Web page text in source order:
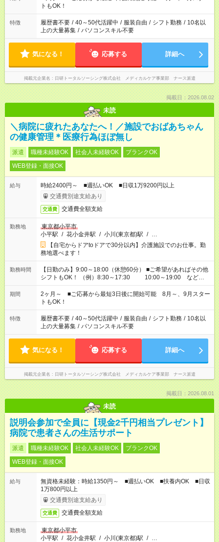
ーク希望の方へ 今ご覧のお仕事で希望する勤務時間と、もう1つ
のお仕事の勤務時間。 合計で週40時間を超える場合は応募でき
ません
トもOK！
特徴 履歴書不要 / 40～50代活躍中 / 服装自由 / シフト勤務 / 10名以
上の大量募集 / パソコンスキル不要
気になる！ 応募する 詳細へ
掲載元企業名 日研トータルソーシング株式会社 メディカルケア事業部 ナース派遣
掲載日：2026.08.02
未読
＼病院に疲れたあなたへ！／施設でおばあちゃん
の健康管理＊医療行為ほぼ無し
派遣 職種未経験OK 社会人未経験OK
ブランクOK
WEB登録・面接OK
給与
時給2400円～ ■週払いOK ■日収1万9200円以上
交通費別途支給あり
交通費 交通費全額支給
勤務地
東京都小平市
小平駅 / 花小金井駅 / 小川(東京都)駅 / …
【自宅からドアtoドアで30分以内】介護施設でのお仕事。勤
務地選べます！
勤務時間
【日勤のみ】9:00～18:00（休憩60分） ■ご希望があればその他
シフトもOK！ （例）8:30～17:30 10:00～19:00 など
「家族とお休みを合わせたい」 「できれば残業はしたくない」
など、あなたのご希望に沿ったお仕事をご紹介します！ ※Wワ
ーク希望の方へ 今ご覧のお仕事で希望する勤務時間と、もう1つ
のお仕事の勤務時間。 合計で週40時間を超える場合は応募でき
ません
期間
2ヶ月～ ■ご応募から最短3日後に開始可能 8月～、9月スター
トもOK！
特徴 履歴書不要 / 40～50代活躍中 / 服装自由 / シフト勤務 / 10名以
上の大量募集 / パソコンスキル不要
気になる！ 応募する 詳細へ
掲載元企業名 日研トータルソーシング株式会社 メディカルケア事業部 ナース派遣
掲載日：2026.08.01
未読
説明会参加で全員に【現金2千円相当プレゼント】
病院で患者さんの生活サポート
派遣 職種未経験OK 社会人未経験OK
ブランクOK
WEB登録・面接OK
給与
無資格未経験：時給1350円～ ■週払いOK ■扶養内OK ■日収
1万800円以上
交通費別途支給あり
交通費 交通費全額支給
勤務地
東京都小平市
小平駅 / 花小金井駅 / 小川(東京都)駅 / …